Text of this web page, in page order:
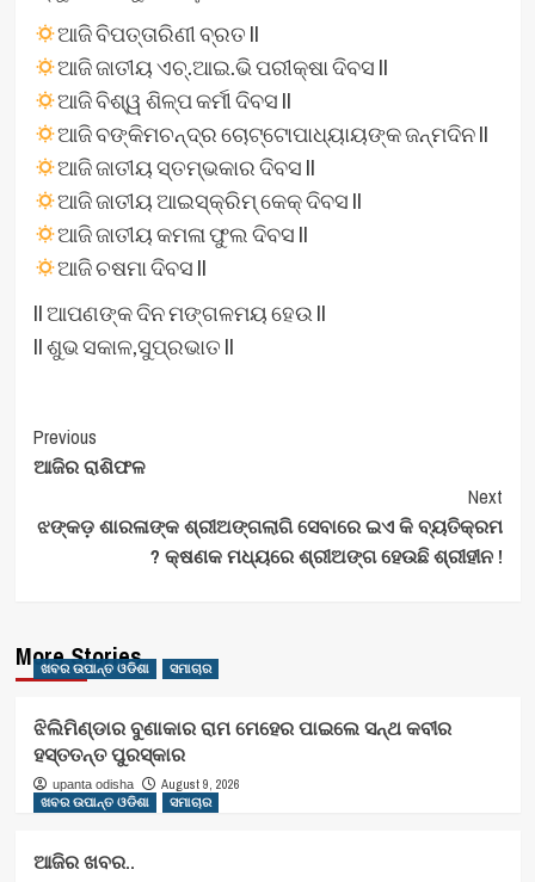
ଆଜି ବିପତ୍ତାରିଣୀ ବ୍ରତ ll
ଆଜି ଜାତୀୟ ଏଚ୍.ଆଇ.ଭି ପରୀକ୍ଷା ଦିବସ ll
ଆଜି ବିଶ୍ୱ ଶିଳ୍ପ କର୍ମୀ ଦିବସ ll
ଆଜି ବଙ୍କିମଚନ୍ଦ୍ର ଚୋଟ୍ଟୋପାଧ୍ୟାୟଙ୍କ ଜନ୍ମଦିନ ll
ଆଜି ଜାତୀୟ ସ୍ତମ୍ଭକାର ଦିବସ ll
ଆଜି ଜାତୀୟ ଆଇସ୍କ୍ରିମ୍ କେକ୍ ଦିବସ ll
ଆଜି ଜାତୀୟ କମଳା ଫୁଲ ଦିବସ ll
ଆଜି ଚଷମା ଦିବସ ll
ll ଆପଣଙ୍କ ଦିନ ମଙ୍ଗଳମୟ ହେଉ ll
ll ଶୁଭ ସକାଳ,ସୁପ୍ରଭାତ ll
Post
Navigation
Previous
ଆଜିର ରାଶିଫଳ
Next
ଝଙ୍କଡ଼ ଶାରଳାଙ୍କ ଶ୍ରୀଅଙ୍ଗଲାଗି ସେବାରେ ଇଏ କି ବ୍ୟତିକ୍ରମ
? କ୍ଷଣକ ମଧ୍ୟରେ ଶ୍ରୀଅଙ୍ଗ ହେଉଛି ଶ୍ରୀହୀନ !
More Stories
ଖବର ଉପାନ୍ତ ଓଡିଶା ସମାଚାର
ଝିଲିମିଣ୍ଡାର ବୁଣାକାର ରାମ ମେହେର ପାଇଲେ ସନ୍ଥ କବୀର
ହସ୍ତତନ୍ତ ପୁରସ୍କାର
upanta odisha
August 9, 2026
ଖବର ଉପାନ୍ତ ଓଡିଶା
ସମାଚାର
ଆଜିର ଖବର..